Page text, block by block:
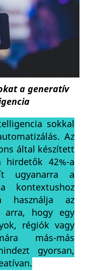
a generatív
sokkal
Az
által készített
42%-a
ugyanarra a
kontextushoz
használja az
arra, hogy egy
régiók vagy
más-más
gyorsan,